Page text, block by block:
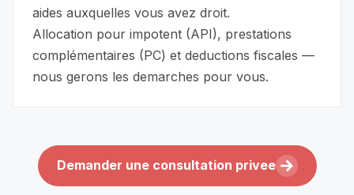
aides auxquelles vous avez droit.
Allocation pour impotent (API), prestations
complémentaires (PC) et deductions fiscales —
nous gerons les demarches pour vous.
Demander une consultation privee